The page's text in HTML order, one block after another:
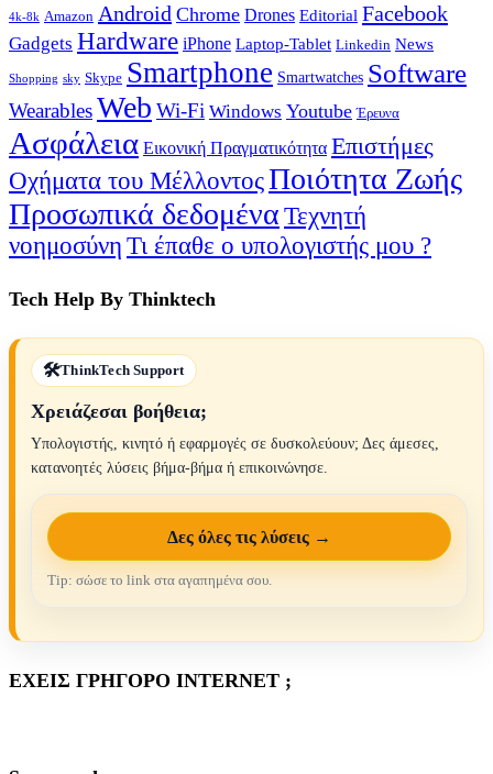
4k-8k Amazon Android Chrome Drones Editorial Facebook
Gadgets Hardware iPhone Laptop-Tablet Linkedin News
Shopping sky Skype Smartphone Smartwatches Software
WearablesWeb Wi-Fi Windows Youtube Έρευνα
Ασφάλεια Εικονική Πραγματικότητα Επιστήμες
Οχήματα του ΜέλλοντοςΠοιότητα Ζωής
Προσωπικά δεδομένα Τεχνητή
νοημοσύνη Τι έπαθε ο υπολογιστής μου ?
Tech Help By Thinktech
ThinkTech Support
Χρειάζεσαι βοήθεια;
Υπολογιστής, κινητό ή εφαρμογές σε δυσκολεύουν; Δες άμεσες,
κατανοητές λύσεις βήμα-βήμα ή επικοινώνησε.
Δες όλες τις λύσεις →
Tip: σώσε το link στα αγαπημένα σου.
ΕΧΕΙΣ ΓΡΗΓΟΡΟ INTERNET ;